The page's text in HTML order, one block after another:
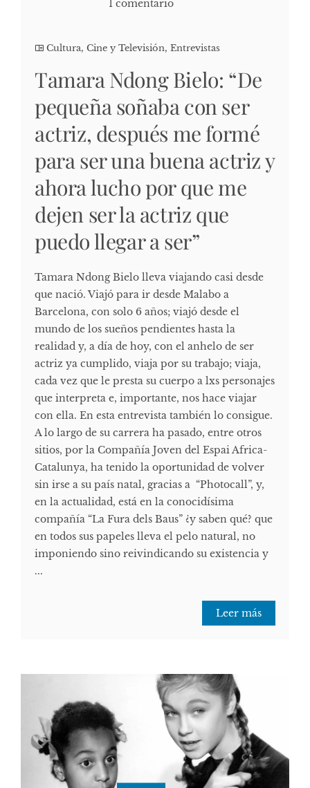
1 comentario
Cultura, Cine y Televisión, Entrevistas
Tamara Ndong Bielo: “De
pequeña soñaba con ser
actriz, después me formé
para ser una buena actriz y
ahora lucho por que me
dejen ser la actriz que
puedo llegar a ser”
Tamara Ndong Bielo lleva viajando casi desde
que nació. Viajó para ir desde Malabo a
Barcelona, con solo 6 años; viajó desde el
mundo de los sueños pendientes hasta la
realidad y, a día de hoy, con el anhelo de ser
actriz ya cumplido, viaja por su trabajo; viaja,
cada vez que le presta su cuerpo a lxs personajes
que interpreta e, importante, nos hace viajar
con ella. En esta entrevista también lo consigue.
A lo largo de su carrera ha pasado, entre otros
sitios, por la Compañía Joven del Espai Africa-
Catalunya, ha tenido la oportunidad de volver
sin irse a su país natal, gracias a “Photocall”, y,
en la actualidad, está en la conocidísima
compañía “La Fura dels Baus” ¿y saben qué? que
en todos sus papeles lleva el pelo natural, no
imponiendo sino reivindicando su existencia y
...
Leer más